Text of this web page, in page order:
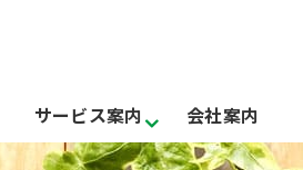
サービス案内 会社案内